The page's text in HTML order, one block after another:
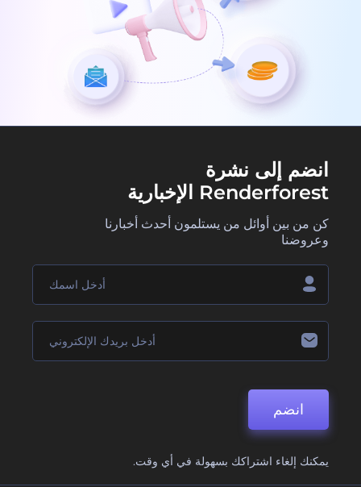
انضم إلى نشرة
Renderforest الإخبارية
كن من بين أوائل من يستلمون أحدث أخبارنا
وعروضنا
انضم
يمكنك إلغاء اشتراكك بسهولة في أي وقت.